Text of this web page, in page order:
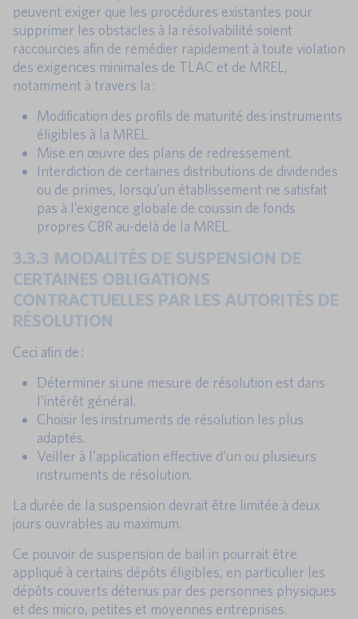
peuvent exiger que les procédures existantes pour
supprimer les obstacles à la résolvabilité soient
raccourcies afin de remédier rapidement à toute violation
des exigences minimales de TLAC et de MREL,
notamment à travers la :
Modification des profils de maturité des instruments
éligibles à la MREL.
Mise en œuvre des plans de redressement.
Interdiction de certaines distributions de dividendes
ou de primes, lorsqu’un établissement ne satisfait
pas à l’exigence globale de coussin de fonds
propres CBR au-delà de la MREL.
3.3.3 MODALITÉS DE SUSPENSION DE
CERTAINES OBLIGATIONS
CONTRACTUELLES PAR LES AUTORITÉS DE
RÉSOLUTION
Ceci afin de :
Déterminer si une mesure de résolution est dans
l’intérêt général.
Choisir les instruments de résolution les plus
adaptés.
Veiller à l’application effective d’un ou plusieurs
instruments de résolution.
La durée de la suspension devrait être limitée à deux
jours ouvrables au maximum.
Ce pouvoir de suspension de bail in pourrait être
appliqué à certains dépôts éligibles, en particulier les
dépôts couverts détenus par des personnes physiques
et des micro, petites et moyennes entreprises.